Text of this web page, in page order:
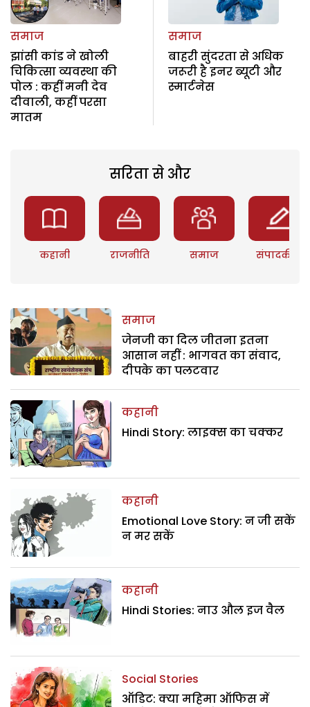
समाज
झांसी कांड ने खोली
चिकित्सा व्यवस्था की
पोल : कहीं मनी देव
दीवाली, कहीं परसा
मातम
समाज
बाहरी सुंदरता से अधिक
जरूरी है इनर ब्यूटी और
स्मार्टनेस
सरिता से और
कहानी राजनीति समाज संपादकीय
समाज
जेनजी का दिल जीतना इतना
आसान नहीं : भागवत का संवाद,
दीपके का पलटवार
कहानी
Hindi Story: लाइक्स का चक्कर
कहानी
Emotional Love Story: न जी सकें
न मर सकें
कहानी
Hindi Stories: नाउ औल इज वैल
Social Stories
ऑडिट: क्या महिमा ऑफिस में